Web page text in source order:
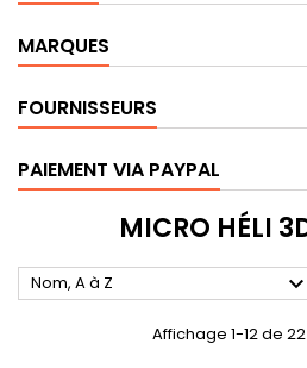
MARQUES
FOURNISSEURS
PAIEMENT VIA PAYPAL
MICRO HÉLI
Nom, A à Z 
Affichage 1-12 de